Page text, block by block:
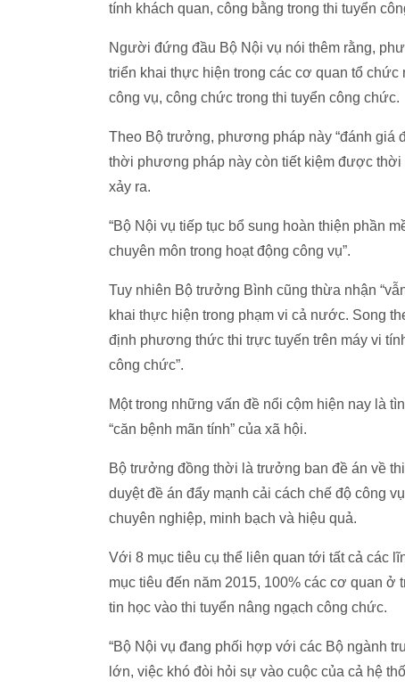
tính khách quan, công bằng trong thi tuyển
Người đứng đầu Bộ Nội vụ nói thêm rằng,
triển khai thực hiện trong các cơ quan tổ
công vụ, công chức trong thi tuyển công chức.
Theo Bộ trưởng, phương pháp này “đánh giá
thời phương pháp này còn tiết kiệm được
xảy ra.
“Bộ Nội vụ tiếp tục bổ sung hoàn thiện phần
chuyên môn trong hoạt động công vụ”.
Tuy nhiên Bộ trưởng Bình cũng thừa nhận
khai thực hiện trong phạm vi cả nước. Song
định phương thức thi trực tuyến trên máy vi
công chức”.
Một trong những vấn đề nổi cộm hiện nay là
“căn bệnh mãn tính” của xã hội.
Bộ trưởng đồng thời là trưởng ban đề án về
duyệt đề án đẩy mạnh cải cách chế độ công
chuyên nghiệp, minh bạch và hiệu quả.
Với 8 mục tiêu cụ thể liên quan tới tất cả các
mục tiêu đến năm 2015, 100% các cơ quan
tin học vào thi tuyển nâng ngạch công chức.
“Bộ Nội vụ đang phối hợp với các Bộ ngành
lớn, việc khó đòi hỏi sự vào cuộc của cả hệ